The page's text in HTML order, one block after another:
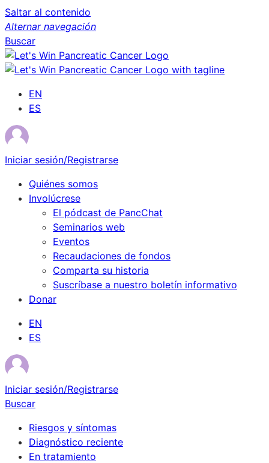
Saltar al contenido
Alternar navegación
Buscar
EN
ES
Iniciar sesión/Registrarse
Quiénes somos
Involúcrese
El pódcast de PancChat
Seminarios web
Eventos
Recaudaciones de fondos
Comparta su historia
Suscríbase a nuestro boletín informativo
Donar
EN
ES
Iniciar sesión/Registrarse
Buscar
Riesgos y síntomas
Diagnóstico reciente
En tratamiento